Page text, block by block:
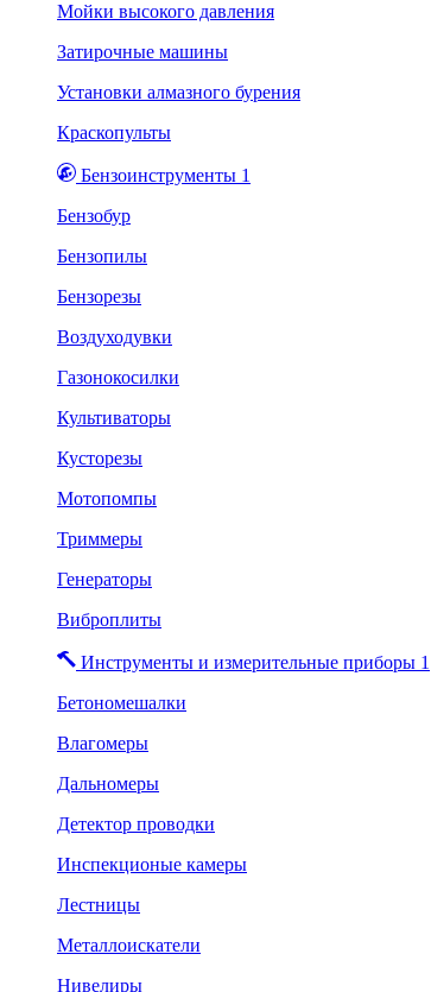
Мойки высокого давления
Затирочные машины
Установки алмазного бурения
Краскопульты
Бензоинструменты 1
Бензобур
Бензопилы
Бензорезы
Воздуходувки
Газонокосилки
Культиваторы
Кусторезы
Мотопомпы
Триммеры
Генераторы
Виброплиты
Инструменты и измерительные приборы 1
Бетономешалки
Влагомеры
Дальномеры
Детектор проводки
Инспекционые камеры
Лестницы
Металлоискатели
Нивелиры